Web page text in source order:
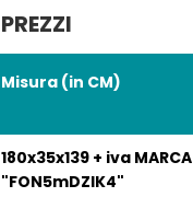
PREZZI
Misura (in CM)
180x35x139 + iva MARCA
"FON5mDZIK4"